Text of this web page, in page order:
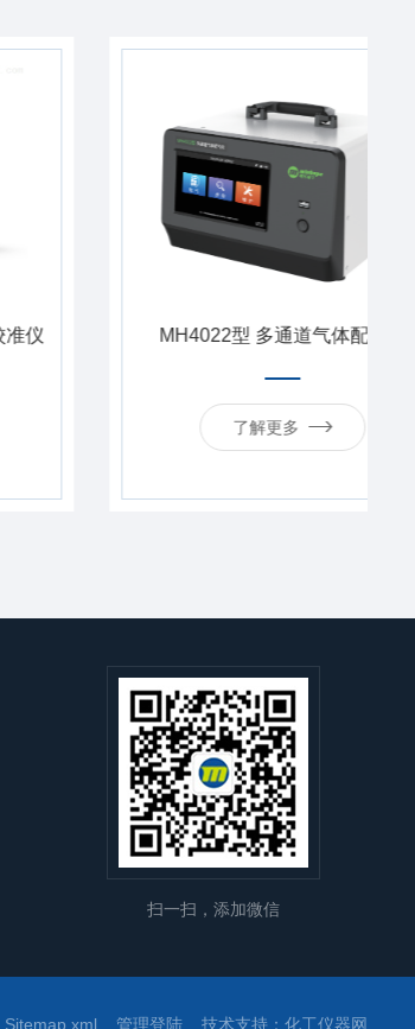
MH4022型 多通道气体配气仪
扫一扫，添加微信
Sitemap.xml 管理登陆 技术支持：化工仪器网